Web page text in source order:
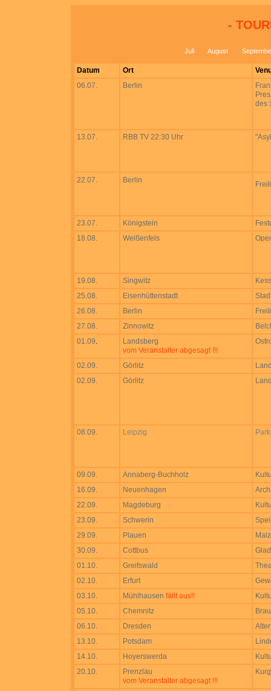
-
Juli August
Datum Ort
06.07.
Berlin
des
13.07. RBB TV 22:30 Uhr
22.07. Berlin
23.07. Königstein
18.08.
Weißenfels
19.08. Singwitz
25.08.
Eisenhüttenstadt
26.08.
Berlin
27.08.
Zinnowitz
01.09.
Landsberg
vom Veranstalter abgesagt !!!
02.09. Görlitz
02.09.
Görlitz
08.09. Leipzig
09.09. Annaberg-Buchholz
16.09.
Neuenhagen
22.09.
Magdeburg
23.09.
Schwerin
29.09.
Plauen
30.09.
Cottbus
01.10.
Greifswald
02.10.
Erfurt
03.10.
Mühlhausen fällt aus!!
05.10.
Chemnitz
06.10.
Dresden
13.10.
Potsdam
14.10.
Hoyerswerda
20.10.
Prenzlau
vom Veranstalter abgesagt !!!